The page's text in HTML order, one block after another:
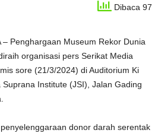
Dibaca 97
– Penghargaan Museum Rekor Dunia
organisasi pers Serikat Media
sore (21/3/2024) di Auditorium Ki
Institute (JSI), Jalan Gading
donor darah serentak